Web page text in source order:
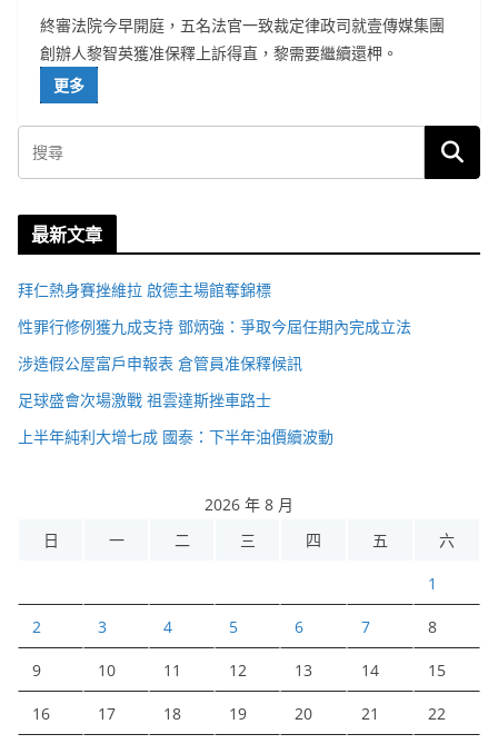
終審法院今早開庭，五名法官一致裁定律政司就壹傳媒集團
創辦人黎智英獲准保釋上訴得直，黎需要繼續還柙。
更多
最新文章
拜仁熱身賽挫維拉 啟德主場館奪錦標
性罪行修例獲九成支持 鄧炳強：爭取今屆任期內完成立法
涉造假公屋富戶申報表 倉管員准保釋候訊
足球盛會次場激戰 祖雲達斯挫車路士
上半年純利大增七成 國泰：下半年油價續波動
2026 年 8 月
日
一 二 三 四 五 六
1
2 3 4 5 6 7 8
9 10 11 12 13 14 15
16 17 18 19 20 21 22